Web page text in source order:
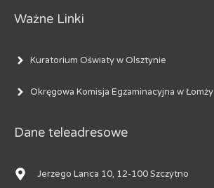
Ważne Linki
Kuratorium Oświaty w Olsztynie
Okręgowa Komisja Egzaminacyjna w Łomży
Dane teleadresowe
Jerzego Lanca 10, 12-100 Szczytno